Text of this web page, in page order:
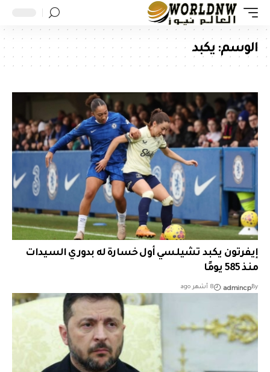
الوسم: يكبد
إيفرتون يكبد تشيلسي أول خسارة له بدوري السيدات
منذ 585 يومًا
By
admincp 8 أشهر ago